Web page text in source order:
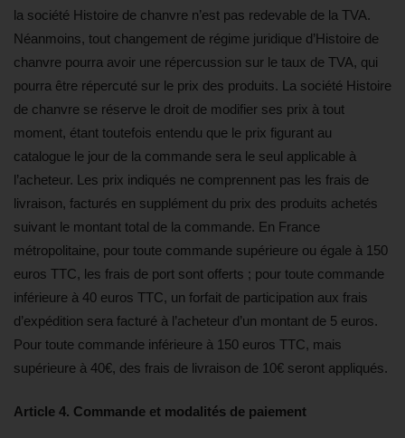
la société Histoire de chanvre n’est pas redevable de la TVA.
Néanmoins, tout changement de régime juridique d’Histoire de
chanvre pourra avoir une répercussion sur le taux de TVA, qui
pourra être répercuté sur le prix des produits. La société Histoire
de chanvre se réserve le droit de modifier ses prix à tout
moment, étant toutefois entendu que le prix figurant au
catalogue le jour de la commande sera le seul applicable à
l’acheteur. Les prix indiqués ne comprennent pas les frais de
livraison, facturés en supplément du prix des produits achetés
suivant le montant total de la commande. En France
métropolitaine, pour toute commande supérieure ou égale à 150
euros TTC, les frais de port sont offerts ; pour toute commande
inférieure à 40 euros TTC, un forfait de participation aux frais
d’expédition sera facturé à l’acheteur d’un montant de 5 euros.
Pour toute commande inférieure à 150 euros TTC, mais
supérieure à 40€, des frais de livraison de 10€ seront appliqués.
Article 4. Commande et modalités de paiement